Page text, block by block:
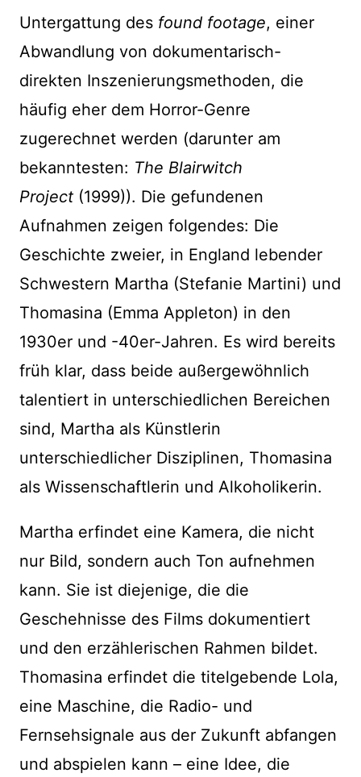
Untergattung des found footage, einer
Abwandlung von dokumentarisch-
direkten Inszenierungsmethoden, die
häufig eher dem Horror-Genre
zugerechnet werden (darunter am
bekanntesten: The Blairwitch
Project (1999)). Die gefundenen
Aufnahmen zeigen folgendes: Die
Geschichte zweier, in England lebender
Schwestern Martha (Stefanie Martini) und
Thomasina (Emma Appleton) in den
1930er und -40er-Jahren. Es wird bereits
früh klar, dass beide außergewöhnlich
talentiert in unterschiedlichen Bereichen
sind, Martha als Künstlerin
unterschiedlicher Disziplinen, Thomasina
als Wissenschaftlerin und Alkoholikerin.
Martha erfindet eine Kamera, die nicht
nur Bild, sondern auch Ton aufnehmen
kann. Sie ist diejenige, die die
Geschehnisse des Films dokumentiert
und den erzählerischen Rahmen bildet.
Thomasina erfindet die titelgebende Lola,
eine Maschine, die Radio- und
Fernsehsignale aus der Zukunft abfangen
und abspielen kann – eine Idee, die